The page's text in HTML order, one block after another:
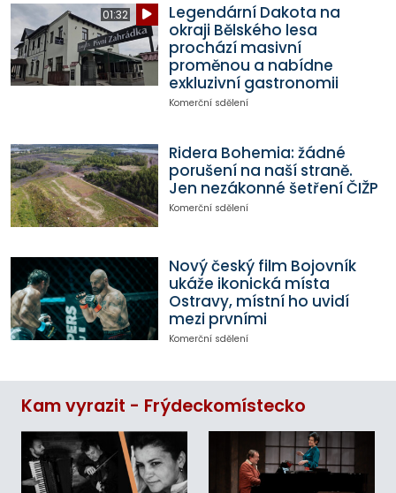
01:32
Legendární Dakota na
okraji Bělského lesa
prochází masivní
proměnou a nabídne
exkluzivní gastronomii
Komerční sdělení
Ridera Bohemia: žádné
porušení na naší straně.
Jen nezákonné šetření ČIŽP
Komerční sdělení
Nový český film Bojovník
ukáže ikonická místa
Ostravy, místní ho uvidí
mezi prvními
Komerční sdělení
Kam vyrazit - Frýdeckomístecko